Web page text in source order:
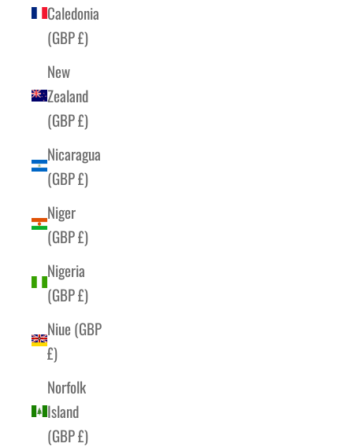
Caledonia
(GBP £)
New
Zealand
(GBP £)
Nicaragua
(GBP £)
Niger
(GBP £)
Nigeria
(GBP £)
Niue (GBP
£)
Norfolk
Island
(GBP £)